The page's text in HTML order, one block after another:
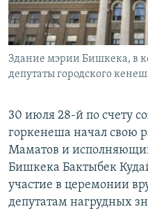
Здание мэрии Бишкека, в
депутаты городского
30 июля 28-й по счету
горкенеша начал свою
Маматов и
Бишкека Бактыбек
участие в церемонии
депутатам нагрудных